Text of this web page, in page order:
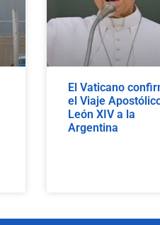
El Vaticano
el Viaje
León XIV a la
Argentina